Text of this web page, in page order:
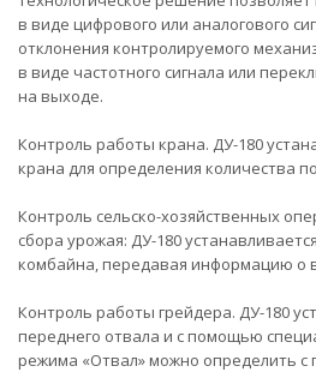
в виде цифрового или аналогового
отклонения контролируемого
в виде частотного сигнала или
на выходе.
Контроль работы крана. ДУ-180
крана для определения количества
Контроль сельско-хозяйственных
сбора урожая: ДУ-180
комбайна, передавая информацию о
Контроль работы грейдера. ДУ-180
переднего отвала и с помощью
режима «Отвал» можно определить